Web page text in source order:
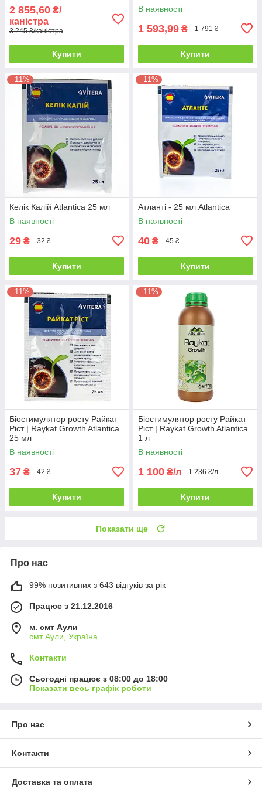
2 855,60 ₴/
каністра
3 245 ₴/каністра
Купити
В наявності
1 593,99 ₴ 1 791 ₴
Купити
–11%
Келік Калій Atlantica 25 мл
В наявності
29 ₴ 32 ₴
Купити
–11%
Атланті - 25 мл Atlantica
В наявності
40 ₴ 45 ₴
Купити
–11%
Біостимулятор росту Райкат
Ріст | Raykat Growth Atlantica
25 мл
В наявності
37 ₴ 42 ₴
Купити
–11%
Біостимулятор росту Райкат
Ріст | Raykat Growth Atlantica
1 л
В наявності
1 100 ₴/л 1 236 ₴/л
Купити
Показати ще
Про нас
99% позитивних з 643 відгуків за рік
Працює з 21.12.2016
м. смт Аули
смт Аули, Україна
Контакти
Сьогодні працює з 08:00 до 18:00
Показати весь графік роботи
Про нас
Контакти
Доставка та оплата